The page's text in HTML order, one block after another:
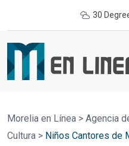
30
Morelia en Línea > Agencia
Cultura > Niños Cantores de